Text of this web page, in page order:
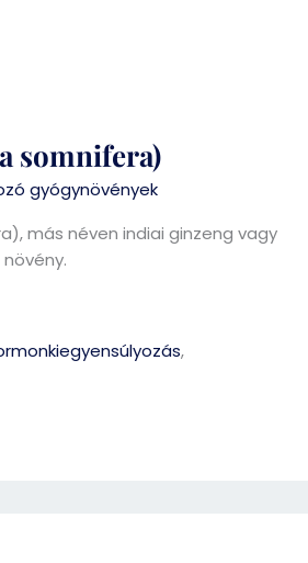
somnifera)
gyógynövények
más néven indiai ginzeng vagy
,